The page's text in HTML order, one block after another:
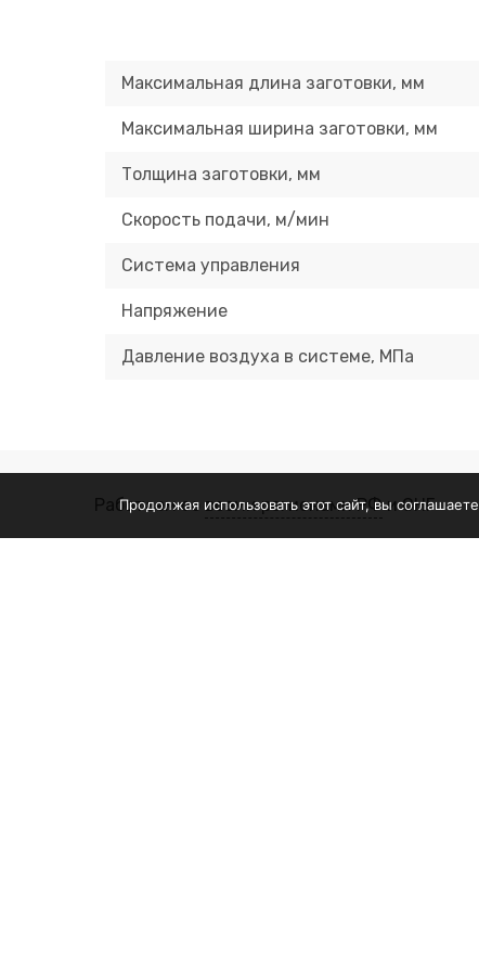
Максимальная длина заготовки, мм
Максимальная ширина заготовки, мм
Толщина заготовки, мм
Скорость подачи, м/мин
Система управления
Напряжение
Давление воздуха в системе, МПа
Работаем со всеми регионами РФи СНГ
Продолжая использовать этот сайт, вы